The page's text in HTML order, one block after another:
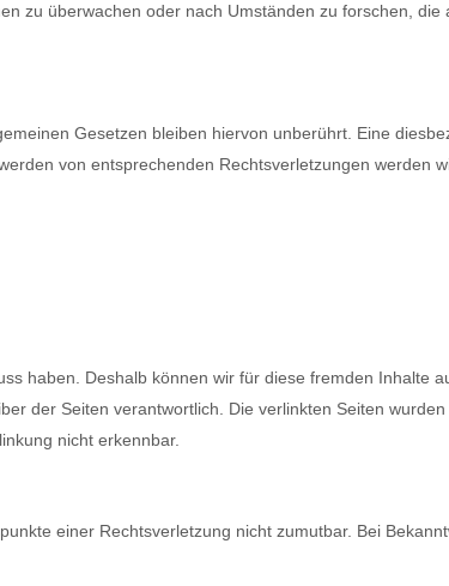
zu überwachen oder nach Umständen zu forschen, die
Gesetzen bleiben hiervon unberührt. Eine
von entsprechenden Rechtsverletzungen werden
haben. Deshalb können wir für diese fremden Inhalte
der Seiten verantwortlich. Die verlinkten Seiten
nicht erkennbar.
einer Rechtsverletzung nicht zumutbar. Bei